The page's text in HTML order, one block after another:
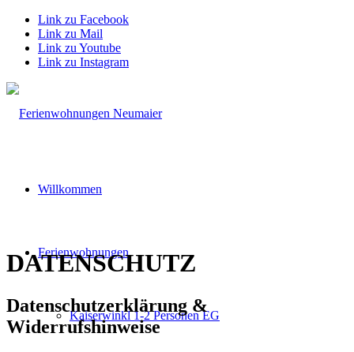
Link zu Facebook
Link zu Mail
Link zu Youtube
Link zu Instagram
Willkommen
Ferienwohnungen
Kaiserwinkl 1-2 Personen EG
DATEN­SCHUTZ
Datenschutzerklärung &
Widerrufshinweise